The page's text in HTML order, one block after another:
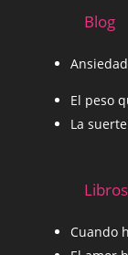
Blog
El peso
La
Libros
Cuando